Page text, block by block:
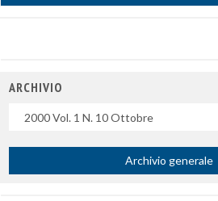
ARCHIVIO
Archivio generale